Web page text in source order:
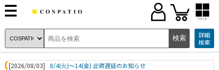
ブランド
詳細
検索
[2026/08/03]
8/4(火)～14(金) 出荷遅延のお知らせ